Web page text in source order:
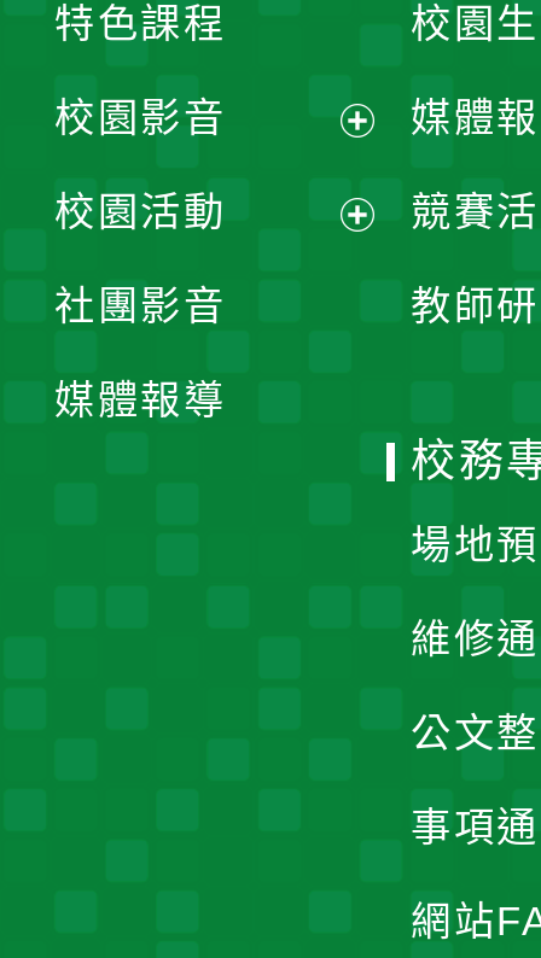
校園
媒體
競賽
教師
特色課程
校園影音
開
校園活動
社團影音
媒體報導
校務
場地
維修
公文
事項
網站